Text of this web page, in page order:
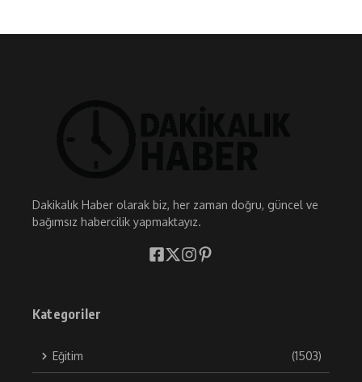
Dakikalık Haber olarak biz, her zaman doğru, güncel ve
bağımsız habercilik yapmaktayız.
Kategoriler
Eğitim (1503)